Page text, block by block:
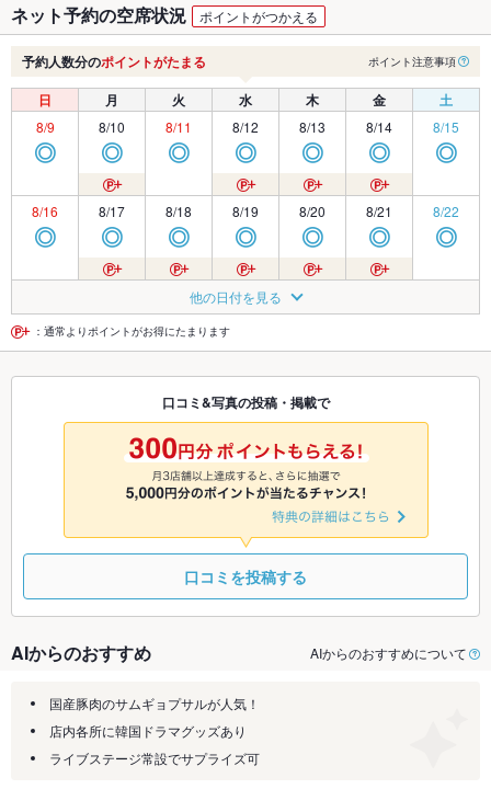
ネット予約の空席状況 ポイントがつかえる
予約人数分のポイントがたまる ポイント注意事項
日 月 火 水 木 金 土
8/9
◎
8/10
◎
8/11
◎
8/12
◎
8/13
◎
8/14
◎
8/15
◎
8/16
◎
8/17
◎
8/18
◎
8/19
◎
8/20
◎
8/21
◎
8/22
◎
◎ ◎
8/25
◎
8/26
◎
8/27
◎ ◎ ◎
8/30 8/31 9/1
◎
9/2
◎
9/3
◎
9/4 9/5
9/8
◎
9/9
◎
9/10
◎
9/11
他の日付を見る
：通常よりポイントがお得にたまります
口コミ&写真の投稿・掲載で
口コミを投稿する
AIからのおすすめ AIからのおすすめについて
国産豚肉のサムギョプサルが人気！
店内各所に韓国ドラマグッズあり
ライブステージ常設でサプライズ可